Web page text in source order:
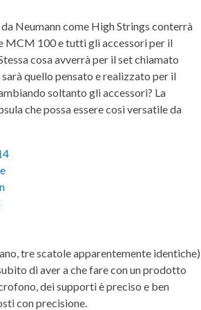
Neumann come High Strings conterrà
MCM 100 e tutti gli accessori per il
cosa avverrà per il set chiamato
quello pensato e realizzato per il
soltanto gli accessori? La
che possa essere così versatile da
tre scatole apparentemente identiche)
di aver a che fare con un prodotto
dei supporti è preciso e ben
con precisione.